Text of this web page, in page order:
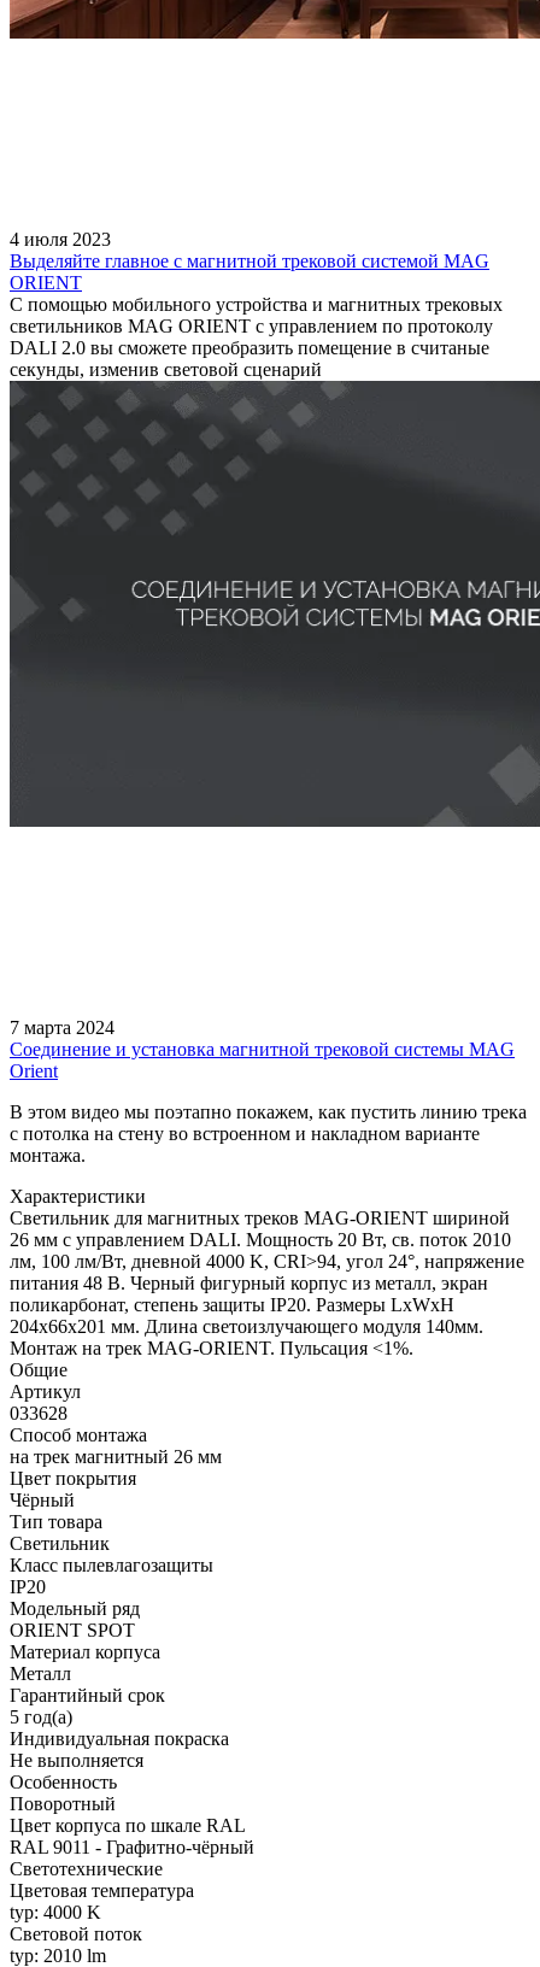
4 июля 2023
Выделяйте главное с магнитной трековой системой MAG
ORIENT
С помощью мобильного устройства и магнитных трековых
светильников MAG ORIENT с управлением по протоколу
DALI 2.0 вы сможете преобразить помещение в считаные
секунды, изменив световой сценарий
7 марта 2024
Соединение и установка магнитной трековой системы MAG
Orient
В этом видео мы поэтапно покажем, как пустить линию трека
с потолка на стену во встроенном и накладном варианте
монтажа.
Характеристики
Светильник для магнитных треков MAG-ORIENT шириной
26 мм с управлением DALI. Мощность 20 Вт, св. поток 2010
лм, 100 лм/Вт, дневной 4000 K, CRI>94, угол 24°, напряжение
питания 48 В. Черный фигурный корпус из металл, экран
поликарбонат, степень защиты IP20. Размеры LxWxH
204x66x201 мм. Длина светоизлучающего модуля 140мм.
Монтаж на трек MAG-ORIENT. Пульсация <1%.
Общие
Артикул
033628
Способ монтажа
на трек магнитный 26 мм
Цвет покрытия
Чёрный
Тип товара
Светильник
Класс пылевлагозащиты
IP20
Модельный ряд
ORIENT SPOT
Материал корпуса
Металл
Гарантийный срок
5 год(а)
Индивидуальная покраска
Не выполняется
Особенность
Поворотный
Цвет корпуса по шкале RAL
RAL 9011 - Графитно-чёрный
Светотехнические
Цветовая температура
typ: 4000 K
Световой поток
typ: 2010 lm